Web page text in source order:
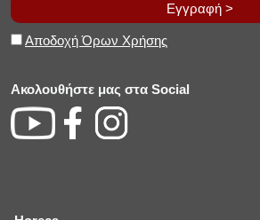
Εγγραφή >
Αποδοχή Όρων Χρήσης
Ακολουθήστε μας στα Social